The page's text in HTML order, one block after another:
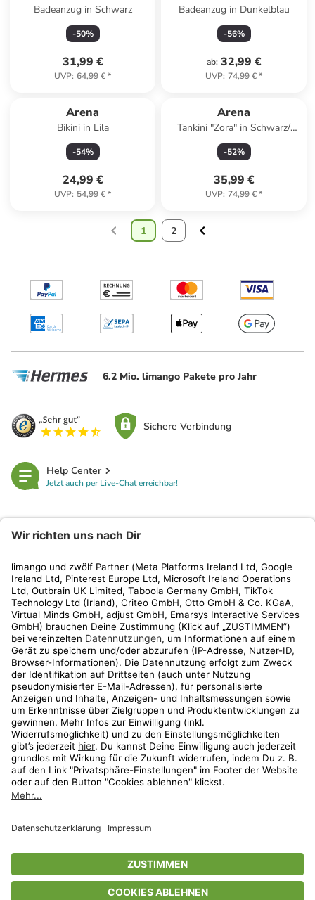
Badeanzug in Schwarz
-50%
31,99 €
UVP: 64,99 €*
Badeanzug in Dunkelblau
-56%
ab: 32,99 €
UVP: 74,99 €*
Arena
Bikini in Lila
-54%
24,99 €
UVP: 54,99 €*
Arena
Tankini "Zora" in Schwarz/
Weiß
-52%
35,99 €
UVP: 74,99 €*
1 2
6.2 Mio. limango Pakete pro Jahr
Sichere Verbindung
Help Center
Jetzt auch per Live-Chat erreichbar!
Kundenservice
Shop
Aktionen
Travel
* Streichpreise entsprechen der unverbindlichen Preisempfehlung des
Herstellers. Prozentangaben beziehen sich auf den Streichpreis.